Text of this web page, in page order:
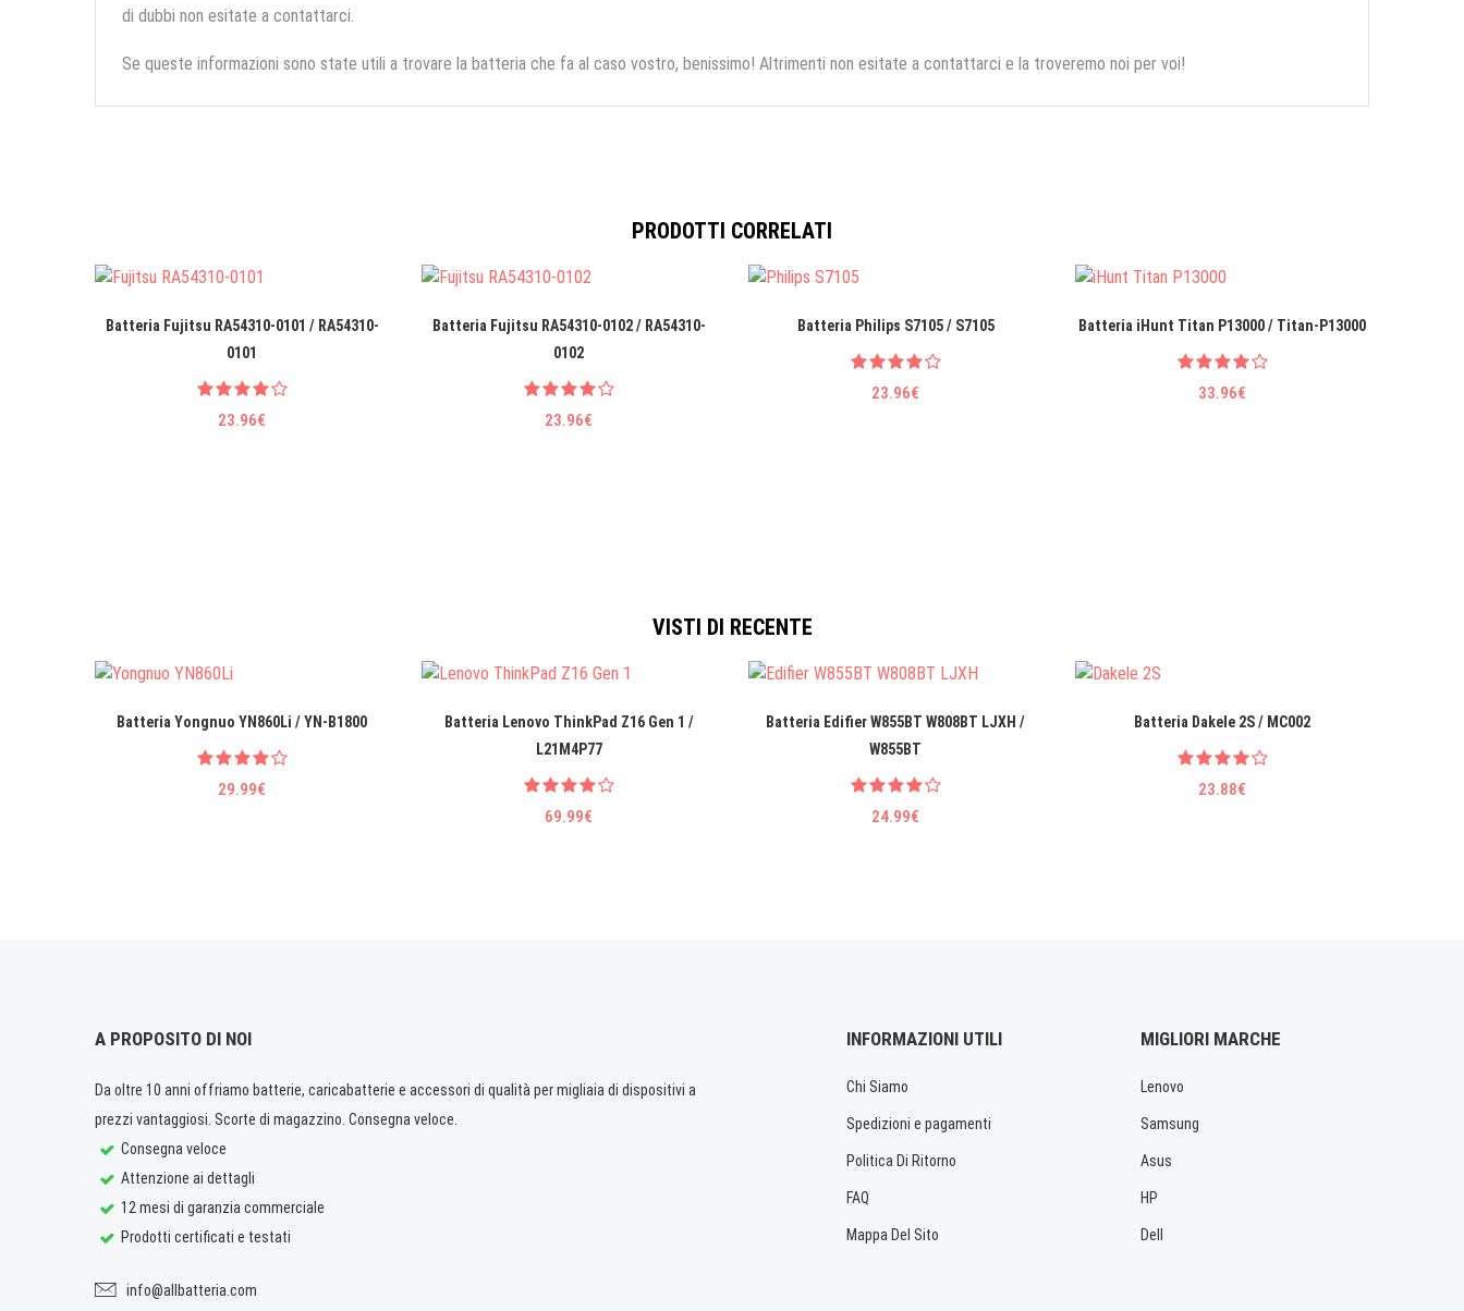
di dubbi non esitate a contattarci.
Se queste informazioni sono state utili a trovare la batteria che fa al caso vostro, benissimo! Altrimenti non esitate a contattarci e la troveremo noi per voi!
PRODOTTI CORRELATI
Batteria Fujitsu RA54310-0101 / RA54310-
0101
23.96€
Batteria Fujitsu RA54310-0102 / RA54310-
0102
23.96€
Batteria Philips S7105 / S7105
23.96€
Batteria iHunt Titan P13000 / Titan-P13000
33.96€
VISTI DI RECENTE
Batteria Yongnuo YN860Li / YN-B1800
29.99€
Batteria Lenovo ThinkPad Z16 Gen 1 /
L21M4P77
69.99€
Batteria Edifier W855BT W808BT LJXH /
W855BT
24.99€
Batteria Dakele 2S / MC002
23.88€
A PROPOSITO DI NOI
Da oltre 10 anni offriamo batterie, caricabatterie e accessori di qualità per migliaia di dispositivi a
prezzi vantaggiosi. Scorte di magazzino. Consegna veloce.
Consegna veloce
Attenzione ai dettagli
12 mesi di garanzia commerciale
Prodotti certificati e testati
info@allbatteria.com
INFORMAZIONI UTILI
Chi Siamo
Spedizioni e pagamenti
Politica Di Ritorno
FAQ
Mappa Del Sito
MIGLIORI MARCHE
Lenovo
Samsung
Asus
HP
Dell